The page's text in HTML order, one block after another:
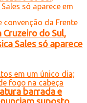
barrada e
do Sul,
Sales só aparece